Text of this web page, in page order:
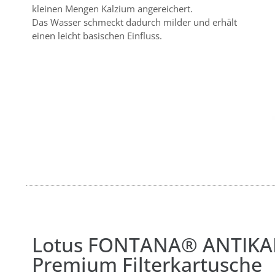
kleinen Mengen Kalzium angereichert.
Das Wasser schmeckt dadurch milder und erhält
einen leicht basischen Einfluss.
Lotus FONTANA®
Premium Filterkartusche